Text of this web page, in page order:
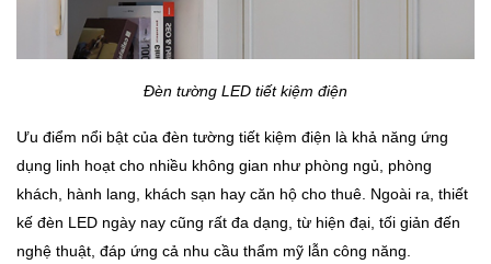
Đèn tường LED tiết kiệm điện
Ưu điểm nổi bật của đèn tường tiết kiệm điện là khả năng ứng
dụng linh hoạt cho nhiều không gian như phòng ngủ, phòng
khách, hành lang, khách sạn hay căn hộ cho thuê. Ngoài ra, thiết
kế đèn LED ngày nay cũng rất đa dạng, từ hiện đại, tối giản đến
nghệ thuật, đáp ứng cả nhu cầu thẩm mỹ lẫn công năng.